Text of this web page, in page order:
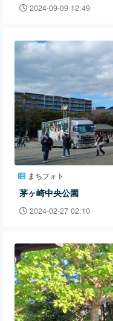
2024-09-09 12:49
まちフォト
茅ヶ崎中央公園
2024-02-27 02:10